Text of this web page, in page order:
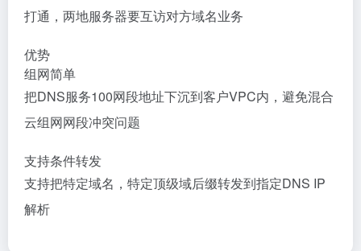
打通，两地服务器要互访对方域名业务
优势
组网简单
把DNS服务100网段地址下沉到客户VPC内，避免混合
云组网网段冲突问题
支持条件转发
支持把特定域名，特定顶级域后缀转发到指定DNS IP
解析